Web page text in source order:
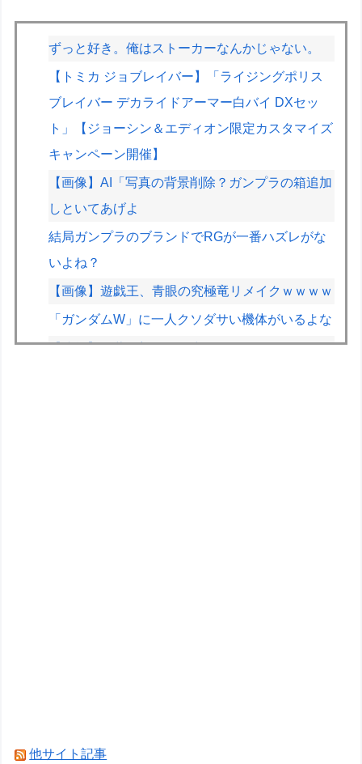
ずっと好き。俺はストーカーなんかじゃない。
【トミカ ジョブレイバー】「ライジングポリス
ブレイバー デカライドアーマー白バイ DXセッ
ト」【ジョーシン＆エディオン限定カスタマイズ
キャンペーン開催】
【画像】AI「写真の背景削除？ガンプラの箱追加
しといてあげよ
結局ガンプラのブランドでRGが一番ハズレがな
いよね？
【画像】遊戯王、青眼の究極竜リメイクｗｗｗｗ
「ガンダムW」に一人クソダサい機体がいるよな
【速報】佐藤二朗さん、突然ツイートｗｗｗｗｗ
よな
他サイト記事